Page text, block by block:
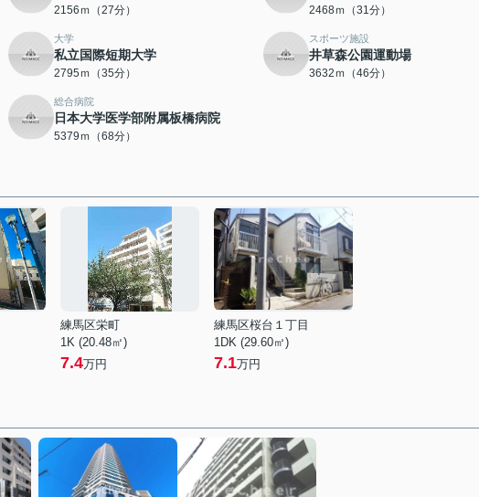
2156ｍ（27分） 2468ｍ（31分）
大学
私立国際短期大学
2795ｍ（35分）
スポーツ施設
井草森公園運動場
3632ｍ（46分）
総合病院
日本大学医学部附属板橋病院
5379ｍ（68分）
練馬区栄町
1K (20.48㎡)
7.4万円
練馬区桜台１丁目
1DK (29.60㎡)
7.1万円